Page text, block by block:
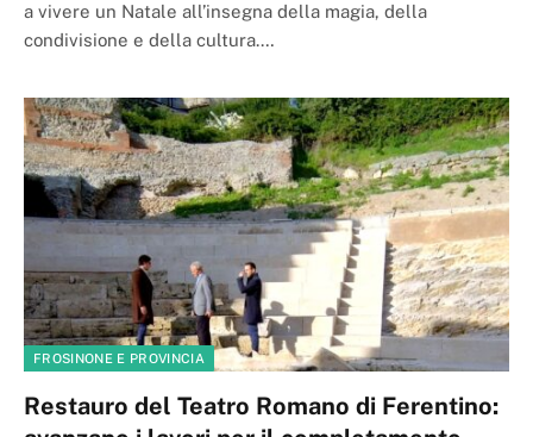
a vivere un Natale all’insegna della magia, della
condivisione e della cultura.…
FROSINONE E PROVINCIA
Restauro del Teatro Romano di Ferentino: